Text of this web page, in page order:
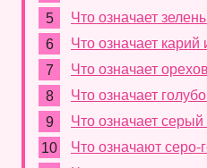
Что означает
Что означает карий
Что означает
Что означает
Что означает серый
Что означают серо-